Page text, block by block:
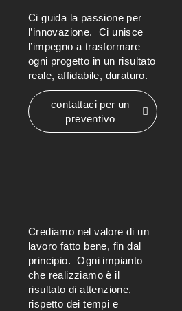
Ci guida la passione per
l’innovazione. Ci unisce
l’impegno a trasformare
ogni progetto in un risultato
reale, affidabile, duraturo.
contattaci per un
preventivo
Crediamo nel valore di un
lavoro fatto bene, fin dal
principio. Ogni impianto
che realizziamo è il
risultato di attenzione,
rispetto dei tempi e